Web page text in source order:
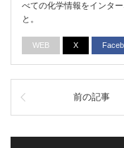
べての化学情報をインタ
と。
WEB X
前の記事